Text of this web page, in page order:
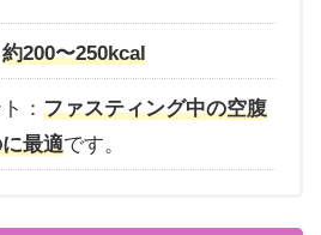
約200〜250kcal
： ファスティング中の空腹
最適です。